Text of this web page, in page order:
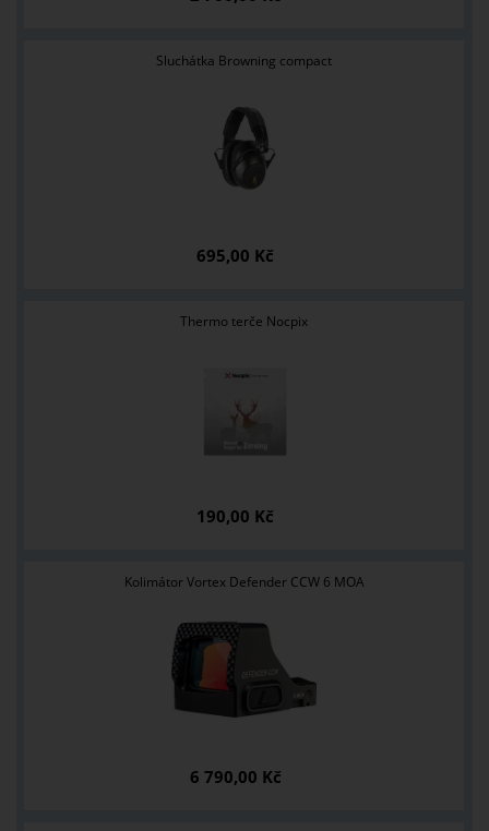
Sluchátka Browning compact
695,00 Kč
Thermo terče Nocpix
190,00 Kč
Kolimátor Vortex Defender CCW 6 MOA
6 790,00 Kč